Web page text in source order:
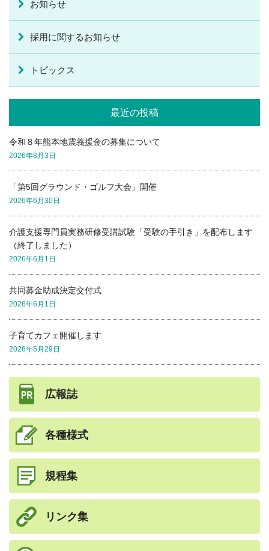
お知らせ
採用に関するお知らせ
トピックス
最近の投稿
令和８年熊本地震義援金の募集について
2026年8月3日
「第5回グラウンド・ゴルフ大会」開催
2026年6月30日
介護支援専門員実務研修受講試験「受験の手引き」を配布します
（終了しました）
2026年6月1日
共同募金助成決定交付式
2026年6月1日
子育てカフェ開催します
2026年5月29日
広報誌
各種様式
規程集
リンク集